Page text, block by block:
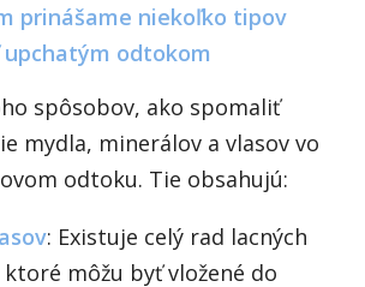
prinášame niekoľko tipov
odtokom
spôsobov, ako spomaliť
mydla, minerálov a vlasov vo
odtoku. Tie obsahujú:
: Existuje celý rad lacných
môžu byť vložené do